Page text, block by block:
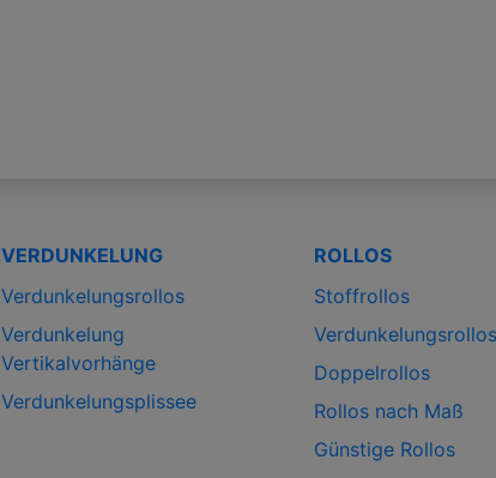
VERDUNKELUNG
Verdunkelungsrollos
Verdunkelung
Vertikalvorhänge
Verdunkelungsplissee
ROLLOS
Stoffrollos
Verdunkelungsrollos
Doppelrollos
Rollos nach Maß
Günstige Rollos